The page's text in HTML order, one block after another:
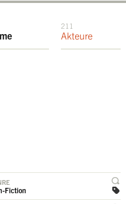
211
Akteure
Fiction